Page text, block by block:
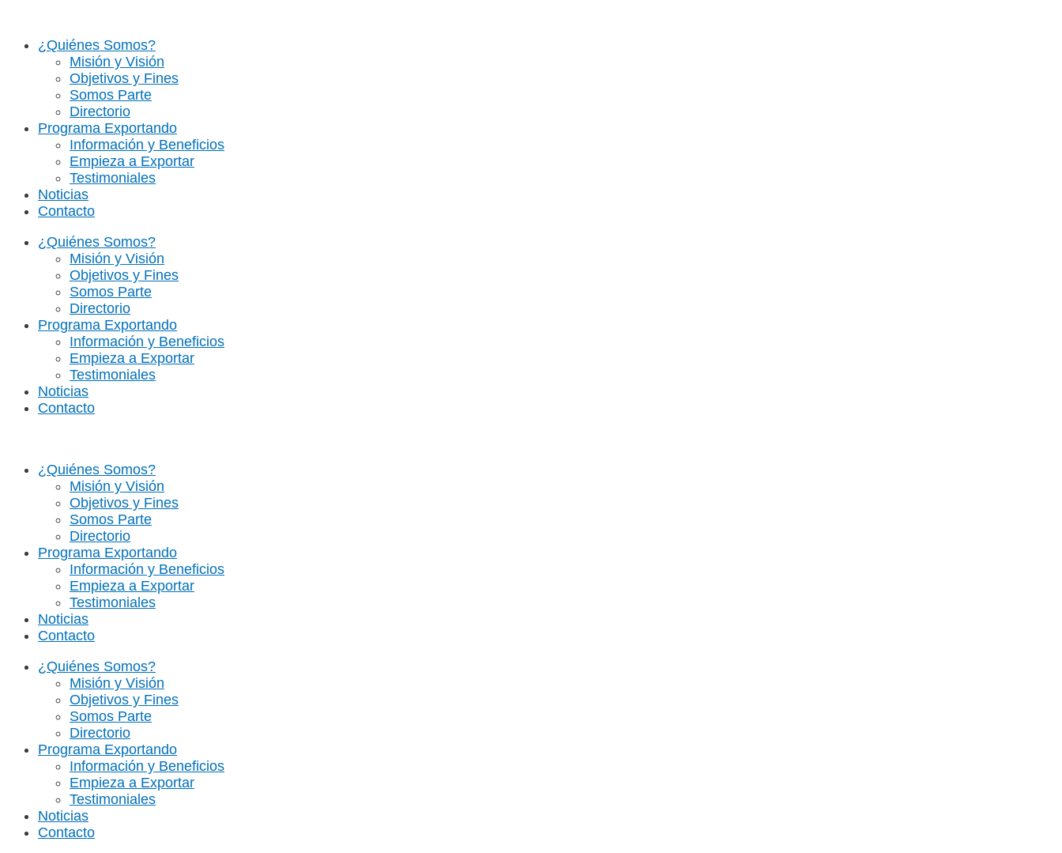
content¿Quiénes Somos?
Misión y Visión
Objetivos y Fines
Somos Parte
Directorio
Programa Exportando
Información y Beneficios
Empieza a Exportar
Testimoniales
Noticias
Contacto
¿Quiénes Somos?
Misión y Visión
Objetivos y Fines
Somos Parte
Directorio
Programa Exportando
Información y Beneficios
Empieza a Exportar
Testimoniales
Noticias
Contacto
¿Quiénes Somos?
Misión y Visión
Objetivos y Fines
Somos Parte
Directorio
Programa Exportando
Información y Beneficios
Empieza a Exportar
Testimoniales
Noticias
Contacto
¿Quiénes Somos?
Misión y Visión
Objetivos y Fines
Somos Parte
Directorio
Programa Exportando
Información y Beneficios
Empieza a Exportar
Testimoniales
Noticias
Contacto